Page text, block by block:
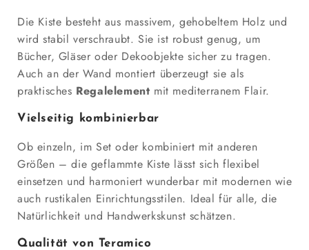
Die Kiste besteht aus massivem, gehobeltem Holz und
wird stabil verschraubt. Sie ist robust genug, um
Bücher, Gläser oder Dekoobjekte sicher zu tragen.
Auch an der Wand montiert überzeugt sie als
praktisches Regalelement mit mediterranem Flair.
Vielseitig kombinierbar
Ob einzeln, im Set oder kombiniert mit anderen
Größen – die geflammte Kiste lässt sich flexibel
einsetzen und harmoniert wunderbar mit modernen wie
auch rustikalen Einrichtungsstilen. Ideal für alle, die
Natürlichkeit und Handwerkskunst schätzen.
Qualität von Teramico